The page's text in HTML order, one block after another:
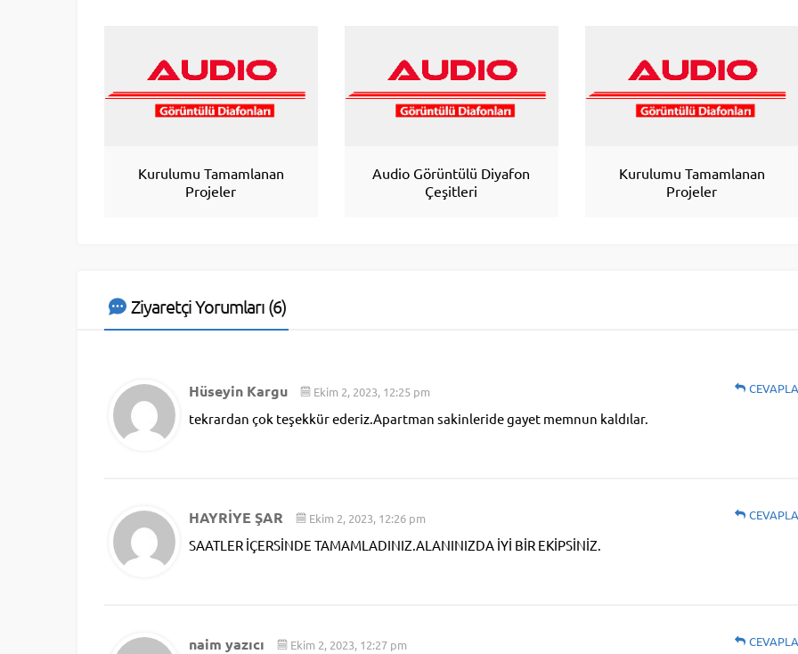
Kurulumu Tamamlanan
Projeler
Audio Görüntülü Diyafon
Çeşitleri
Kurulumu Tamamlanan
Projeler
Ziyaretçi Yorumları (6)
Hüseyin Kargu Ekim 2, 2023, 12:25 pm
tekrardan çok teşekkür ederiz.Apartman sakinleride gayet memnun kaldılar.
CEVAPLA
HAYRİYE ŞAR Ekim 2, 2023, 12:26 pm
SAATLER İÇERSİNDE TAMAMLADINIZ.ALANINIZDA İYİ BİR EKİPSİNİZ.
CEVAPLA
naim yazıcı Ekim 2, 2023, 12:27 pm CEVAPLA